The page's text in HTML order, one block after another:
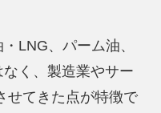
LNG、パーム油、
く、製造業やサー
せてきた点が特徴で